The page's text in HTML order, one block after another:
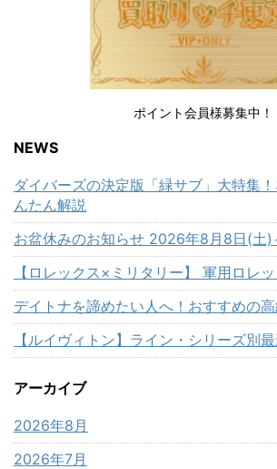
ポイント会員様募集中！
NEWS
ダイバーズの決定版「緑サブ」大特集
んたん解説
お盆休みのお知らせ 2026年8月8日(土)
【ロレックス×ミリタリー】 軍用ロレ
デイトナを諦めたい人へ！おすすめの
【ルイヴィトン】ライン・シリーズ別
アーカイブ
2026年8月
2026年7月